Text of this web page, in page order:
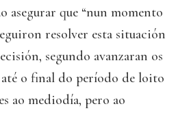
asegurar que “nun momento
resolver esta situación
segundo avanzaran os
até o final do período de loito
ao mediodía, pero ao